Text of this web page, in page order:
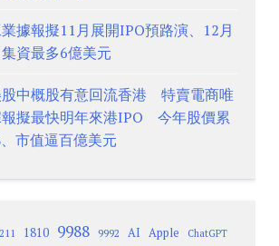
據報擬11月展開IPO預路演、12月
資最多6億美元
中概股有意回流香港 特賣電商唯
擬最快明年來港IPO 今年股價累
市值逼百億美元
1810 9988 9992 AI Apple ChatGPT